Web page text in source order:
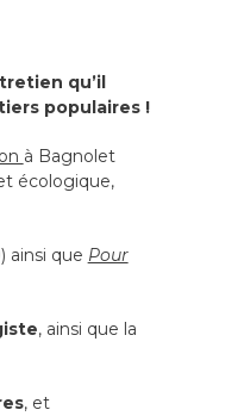
qu’il
populaires !
à Bagnolet
écologique,
ainsi que Pour
, ainsi que la
, et